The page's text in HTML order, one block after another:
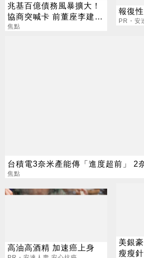
兆基百億債務風暴擴大！
協商突喊卡 前董座李建成
遭檢調搜索
焦點
報復
PR・安
台積電3奈米產能傳「進度超前」 2
焦點
高油高酒精 加速癌上身
美銀
瘦瘦